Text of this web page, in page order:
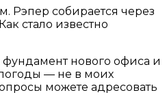
Рэпер собирается через
стало известно
нового офиса и
погоды — не в моих
можете адресовать